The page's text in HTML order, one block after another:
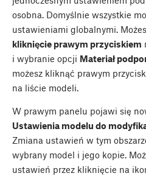
osobna. Domyślnie wszystkie
ustawieniami globalnymi.
kliknięcie prawym przyciskiem
i wybranie opcji Materiał
możesz kliknąć prawym
na liście modeli.
W prawym panelu pojawi się
Ustawienia modelu do
Zmiana ustawień w tym
wybrany model i jego kopie.
ustawień przez kliknięcie na